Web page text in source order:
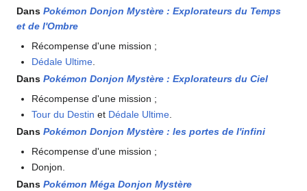
Dans Pokémon Donjon Mystère : Explorateurs du Temps
et de l'Ombre
Récompense d'une mission ;
Dédale Ultime
Dans Pokémon Donjon Mystère : Explorateurs du Ciel
Récompense d'une mission ;
Tour du Destin et Dédale Ultime.
Dans Pokémon Donjon Mystère : les portes de l'infini
Récompense d'une mission ;
Donjon.
Dans Pokémon Méga Donjon Mystère